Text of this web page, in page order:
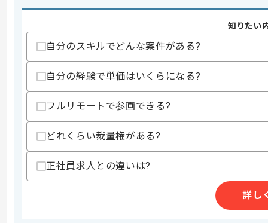
スキルに不安がある方へ
上記に似た経験やスキルをお持ちであれば
精算・お支払い
精算条件
有
精算基準時間
140時間〜180時間
支払いサイト
その他募集要項
商談回数
募集人数
1人
2023/12/01
知りたい
自分のスキルでどんな案件がある?
自分の経験で単価はいくらになる?
フルリモートで参画できる?
どれくらい裁量権がある?
正社員求人との違いは?
詳し